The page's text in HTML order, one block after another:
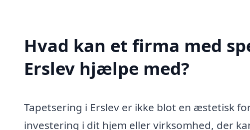
Hvad kan et firma med
Erslev hjælpe med?
Tapetsering i Erslev er ikke blot en æstetisk
investering i dit hjem eller virksomhed, der